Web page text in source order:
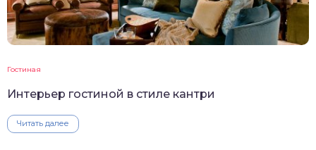
Гостиная
Интерьер гостиной в стиле кантри
Читать далее